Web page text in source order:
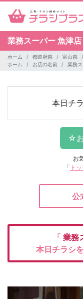
業務スーパー 魚津店
ホーム 都道府県 富山県
ホーム
お店の名前 業務
本日チ
お
「 ト
公
「 業務
本日チラシ